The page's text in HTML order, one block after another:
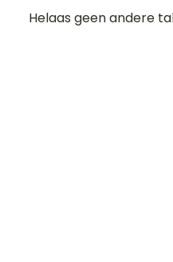
Helaas geen andere